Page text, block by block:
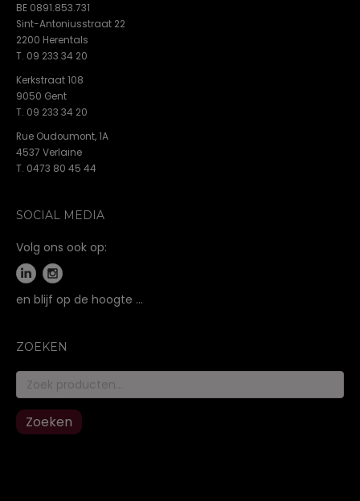
BE 0891.853.731
Sint-Antoniusstraat 22
2200 Herentals
T. 09 233 34 20
Kerkstraat 108
9050 Gent
T. 09 233 34 20
Rue Oudoumont, 1A
4537 Verlaine
T. 0473 80 45 44
SOCIAL MEDIA
Volg ons ook op:
en blijf op de hoogte …
ZOEKEN
Zoeken
naar:
Zoeken